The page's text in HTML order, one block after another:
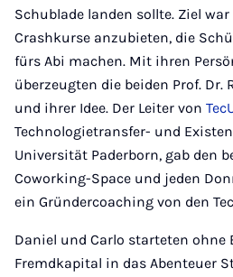
Schublade landen sollte. Ziel
Crashkurse anzubieten, die
fürs Abi machen. Mit ihren
überzeugten die beiden Prof. Dr.
und ihrer Idee. Der Leiter von
Technologietransfer- und
Universität Paderborn, gab den
Coworking-Space und jeden
ein Gründercoaching von den
Daniel und Carlo starteten ohne
Fremdkapital in das Abenteuer